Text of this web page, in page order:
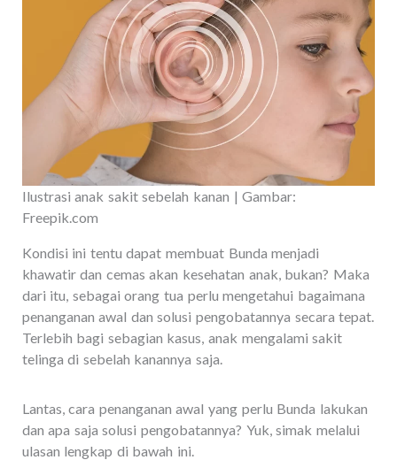
Ilustrasi anak sakit sebelah kanan | Gambar:
Freepik.com
Kondisi ini tentu dapat membuat Bunda menjadi
khawatir dan cemas akan kesehatan anak, bukan? Maka
dari itu, sebagai orang tua perlu mengetahui bagaimana
penanganan awal dan solusi pengobatannya secara tepat.
Terlebih bagi sebagian kasus, anak mengalami sakit
telinga di sebelah kanannya saja.
Lantas, cara penanganan awal yang perlu Bunda lakukan
dan apa saja solusi pengobatannya? Yuk, simak melalui
ulasan lengkap di bawah ini.